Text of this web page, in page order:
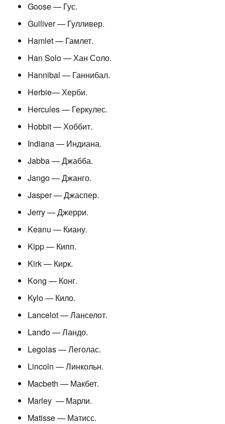
Goose — Гус.
Gulliver — Гулливер.
Hamlet — Гамлет.
Han Solo — Хан Соло.
Hannibal — Ганнибал.
Herbie— Херби.
Hercules — Геркулес.
Hobbit — Хоббит.
Indiana — Индиана.
Jabba — Джабба.
Jango — Джанго.
Jasper — Джаспер.
Jerry — Джерри.
Keanu — Киану.
Kipp — Кипп.
Kirk — Кирк.
Kong — Конг.
Kylo — Кило.
Lancelot — Ланселот.
Lando — Ландо.
Legolas — Леголас.
Lincoln — Линкольн.
Macbeth — Макбет.
Marley — Марли.
Matisse — Матисс.